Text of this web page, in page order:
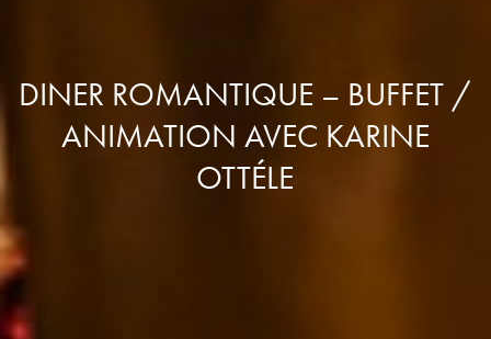
DINER ROMANTIQUE – BUFFET /
ANIMATION AVEC KARINE
OTTÉLE